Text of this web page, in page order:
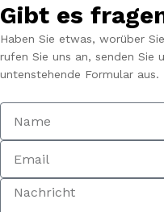
Gibt es
Haben Sie etwas, worüber
rufen Sie uns an, senden Sie
untenstehende Formular aus.